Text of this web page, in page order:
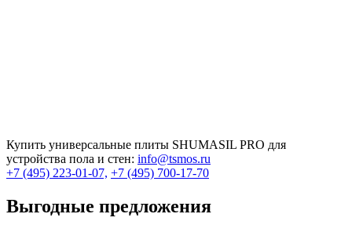
Купить универсальные плиты SHUMASIL PRO для
устройства пола и стен: info@tsmos.ru
+7 (495) 223-01-07, +7 (495) 700-17-70
Выгодные предложения